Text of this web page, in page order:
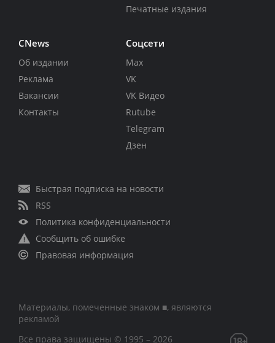
Печатные издания
CNews
Об издании
Реклама
Вакансии
Контакты
Соцсети
Max
VK
VK Видео
Rutube
Telegram
Дзен
Быстрая подписка на новости
RSS
Политика конфиденциальности
Сообщить об ошибке
Правовая информация
Материалы, помеченные знаком ■, являются
рекламой
Все права защищены © 1995 – 2026